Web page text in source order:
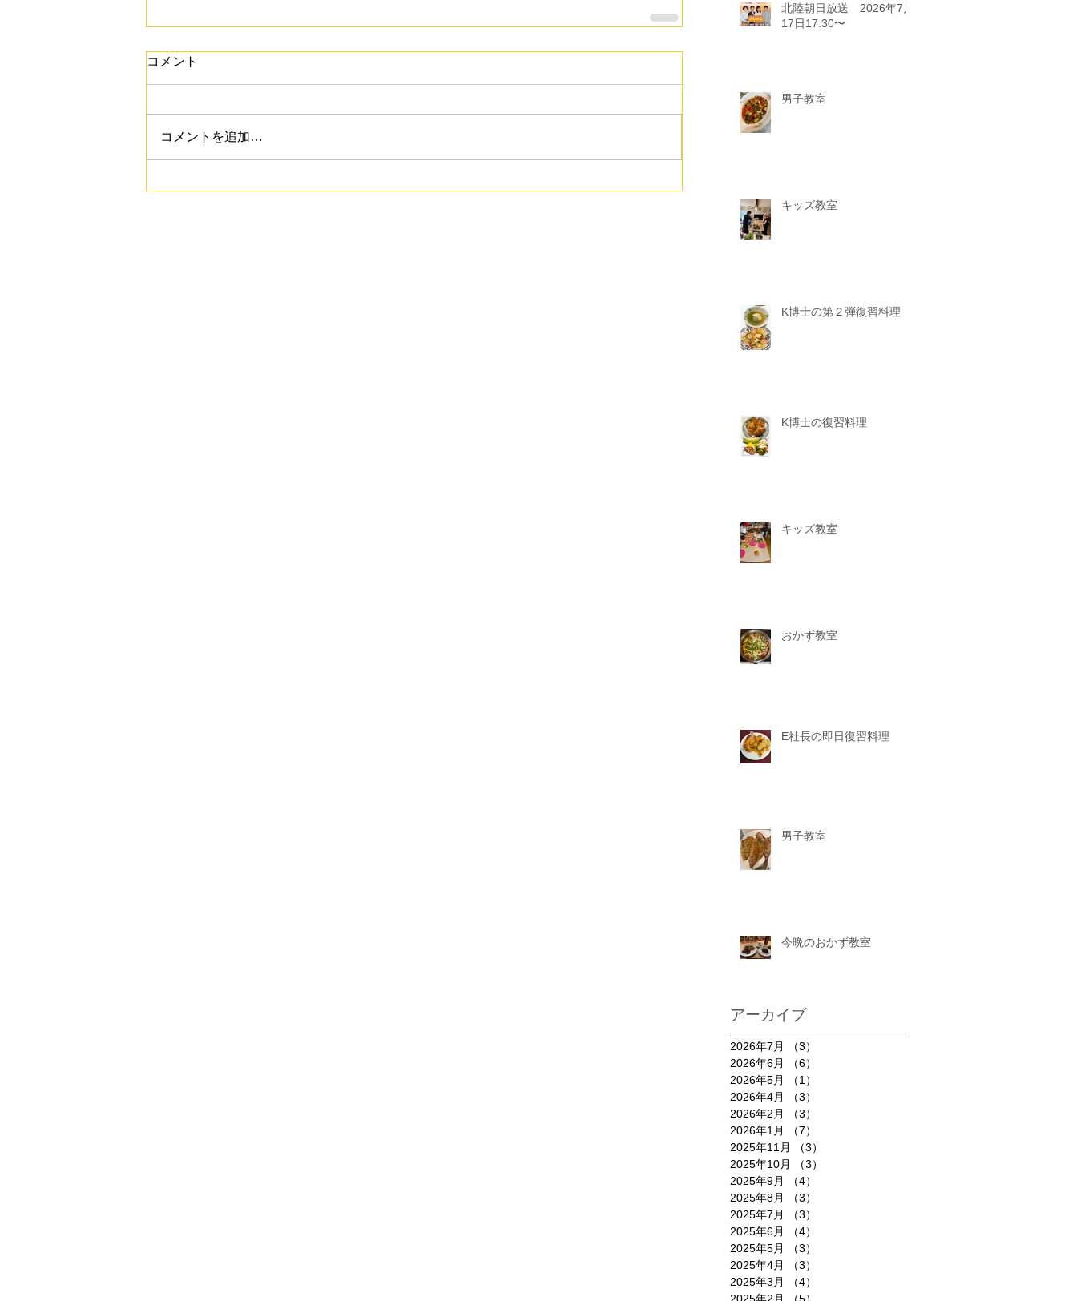
コメント
コメントを追加…
北陸朝日放送 2026年7月
17日17:30〜
男子教室
キッズ教室
K博士の第２弾復習料理
K博士の復習料理
キッズ教室
おかず教室
E社長の即日復習料理
男子教室
今晩のおかず教室
アーカイブ
2026年7月 （3）
2026年6月
（6）
2026年5月
（1）
2026年4月
（3）
2026年2月
（3）
2026年1月
（7）
2025年11月
（3）
2025年10月
（3）
2025年9月
（4）
2025年8月
（3）
2025年7月
（3）
2025年6月
（4）
2025年5月
（3）
2025年4月
（3）
2025年3月
（4）
2025年2月
（5）